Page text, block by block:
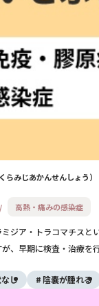
くらみじあかんせんしょう
高熱・痛みの感染症
ジア・トラコマチス
、早期に検査・治療を
し 陰嚢が腫れる